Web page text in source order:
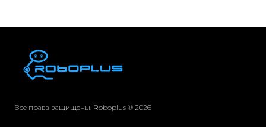
Все права защищены. Roboplus ® 2026